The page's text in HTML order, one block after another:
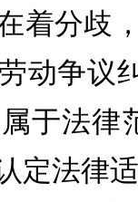
着分歧
动争议
于法律
定法律